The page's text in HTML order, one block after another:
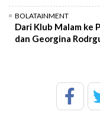
BOLATAINMENT
Dari Klub Malam ke
dan Georgina